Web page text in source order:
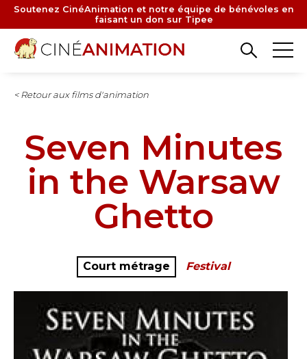
Aller
contenu
principal
Soutenez CinéAnimation et notre équipe de bénévoles en
faisant un don sur Tipee
< Retour aux films d'animation
Seven Minutes
in the Warsaw
Ghetto
Court métrage Festival